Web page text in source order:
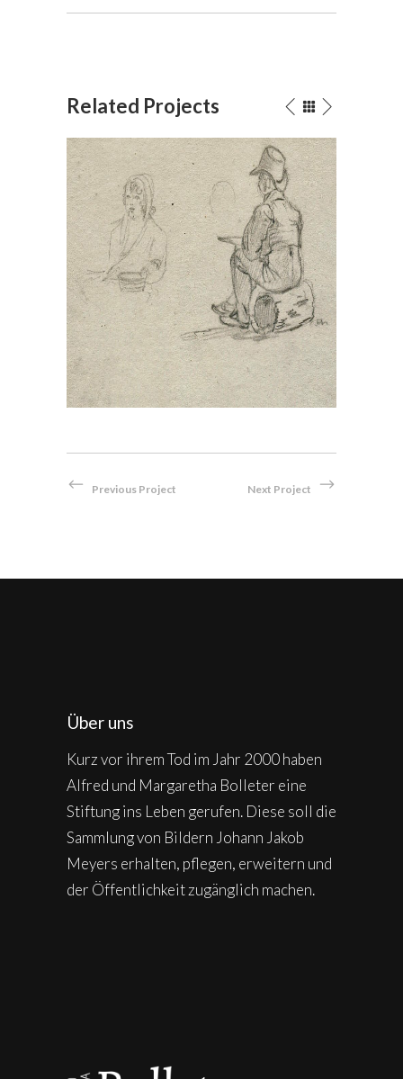
Related Projects
Sitzender Mann
Bleistift
Previous Project Next Project
Über uns
Kurz vor ihrem Tod im Jahr 2000 haben
Alfred und Margaretha Bolleter eine
Stiftung ins Leben gerufen. Diese soll die
Sammlung von Bildern Johann Jakob
Meyers erhalten, pflegen, erweitern und
der Öffentlichkeit zugänglich machen.